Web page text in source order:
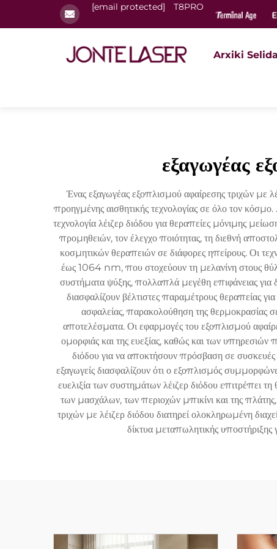
[email protected] T8PRO
Arxiki Selida
εξαγωγέας
Ένας εξαγωγέας εξοπλισμού αφαίρεσης τριχών με
προηγμένης αισθητικής τεχνολογίας σε όλο τον
τεχνολογία λέιζερ διόδου για θεραπείες μόνιμης
προμηθειών, τον έλεγχο ποιότητας, τη διεθνή
κοσμητικών θεραπειών σε διάφορες ηπείρους. Οι
έως 1064 nm, που στοχεύουν τη μελανίνη στους
συστήματα ψύξης, πολλαπλά μεγέθη επιφάνειας για
διασφαλίζουν βέλτιστες παραμέτρους θεραπείας
ασφαλείας, παρακολούθηση της θερμοκρασίας
αποτελέσματα. Οι εφαρμογές του εξοπλισμού
ομορφιάς και της ευεξίας, καθώς και των υπηρεσιών
διόδου για να αποκτήσουν πρόσβαση σε συσκευές
εξαγωγείς διασφαλίζουν ότι ο εξοπλισμός
ευελιξία των συστημάτων λέιζερ διόδου
των μασχάλων, των περιοχών μπικίνι και της
τριχών με λέιζερ διόδου διατηρεί ολοκληρωμένη
δίκτυα μεταπωλητικής υποστήριξης